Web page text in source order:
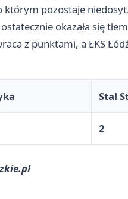
pozostaje
okazała się
z punktami, a ŁKS
Stal
2